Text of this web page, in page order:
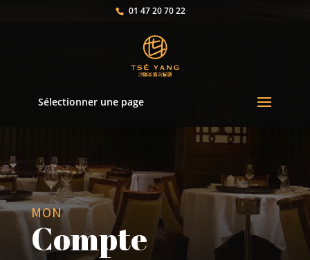
01 47 20 70 22
Sélectionner une page
MON
Compte